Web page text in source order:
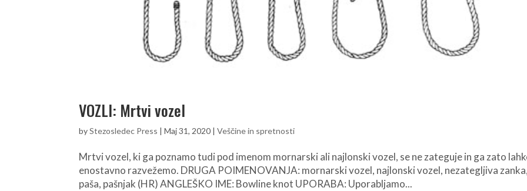
VOZLI: Mrtvi vozel
byStezosledec Press |Maj 31, 2020 |Veščine in spretnosti
Mrtvi vozel, ki ga poznamo tudi pod imenom mornarski ali najlonski vozel, se ne zateguje in ga zato
enostavno razvežemo. DRUGA POIMENOVANJA: mornarski vozel, najlonski vozel, nezategljiva
paša, pašnjak (HR) ANGLEŠKO IME: Bowline knot UPORABA: Uporabljamo...